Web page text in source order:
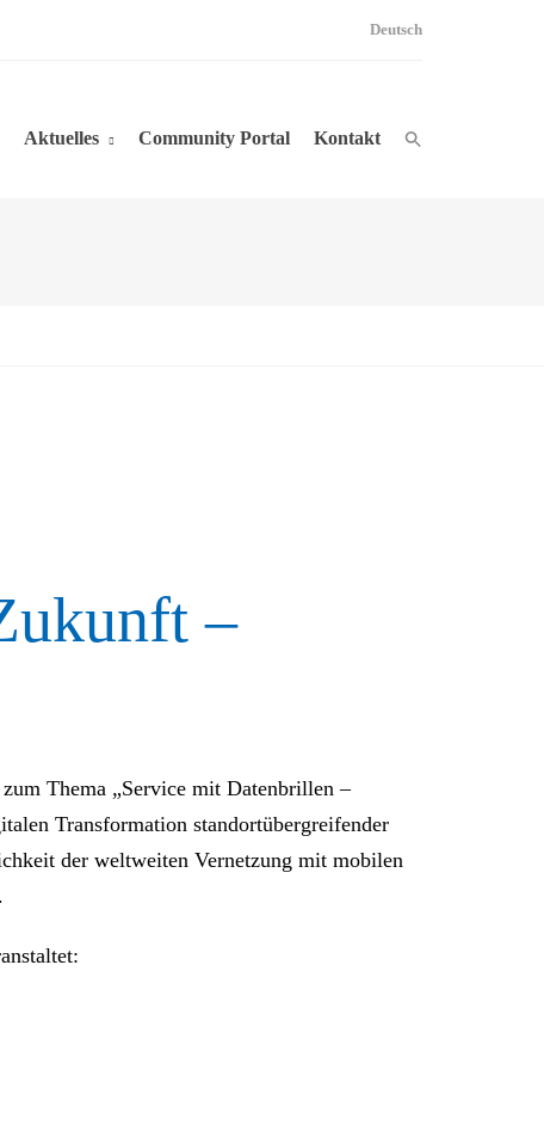
Deutsch
Aktuelles Community Portal Kontakt
–
Thema „Service mit Datenbrillen –
Transformation standortübergreifender
der weltweiten Vernetzung mit mobilen